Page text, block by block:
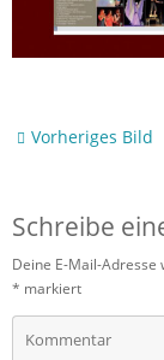
Vorheriges Bild
Schreibe
Deine E-Mail-
* markiert